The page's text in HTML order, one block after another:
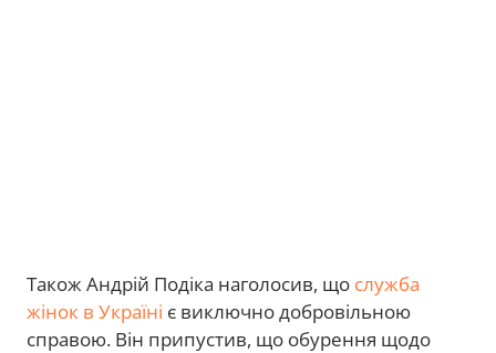
Також Андрій Подіка наголосив, що служба
жінок в Україні є виключно добровільною
справою. Він припустив, що обурення щодо